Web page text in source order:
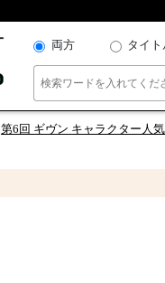
両方 タイト
第6回 ギヴン キャラクター人